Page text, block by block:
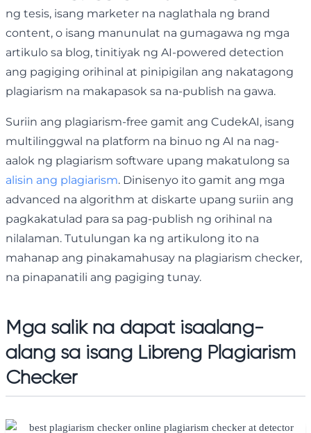
ng tesis, isang marketer na naglathala ng brand
content, o isang manunulat na gumagawa ng mga
artikulo sa blog, tinitiyak ng AI-powered detection
ang pagiging orihinal at pinipigilan ang nakatagong
plagiarism na makapasok sa na-publish na gawa.
Suriin ang plagiarism-free gamit ang CudekAI, isang
multilinggwal na platform na binuo ng AI na nag-
aalok ng plagiarism software upang makatulong sa
alisin ang plagiarism. Dinisenyo ito gamit ang mga
advanced na algorithm at diskarte upang suriin ang
pagkakatulad para sa pag-publish ng orihinal na
nilalaman. Tutulungan ka ng artikulong ito na
mahanap ang pinakamahusay na plagiarism checker,
na pinapanatili ang pagiging tunay.
Mga salik na dapat isaalang-
alang sa isang Libreng Plagiarism
Checker